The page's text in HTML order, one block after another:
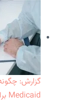
گزارش:
Medicaid برای اجرای الزام ۸۰ ساعته کار کمک کند